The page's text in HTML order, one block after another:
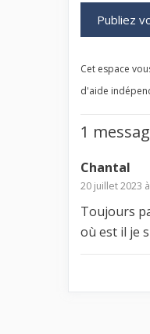
Cet espace
d'aide
1
Chantal
20 juillet 2023
Toujours
où est il je